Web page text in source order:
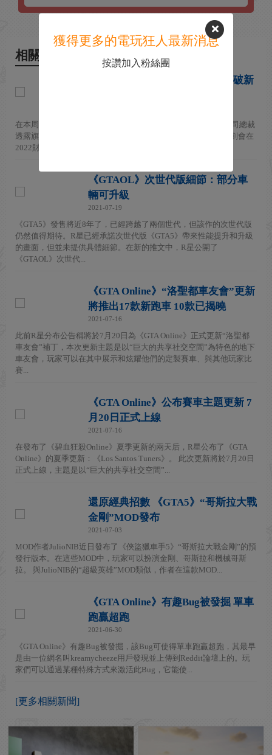
相關新聞
2K正打造全新IP GTA5總銷量再破新
在本周一舉行的Take Two 2022財年第一季度財務會議上，該公司總裁
透露旗下的2K正在打造一款全新的遊戲作品，而且這款新作計劃會在
2022財年（到2022年四月）內推出。 本次財務會議上，T2總...
《GTAOL》次世代版細節：部分車
輛可升級
2021-07-19
《GTA5》發售將近8年了，已經跨越了兩個世代，但該作的次世代版
仍然值得期待。R星已經承諾次世代版《GTA5》帶來性能提升和升級
的畫面，但並未提供具體細節。在新的推文中，R星公開了
《GTAOL》次世代...
《GTA Online》“洛聖都車友會”更新
將推出17款新跑車 10款已揭曉
2021-07-16
此前R星分布公告稱將於7月20日為《GTA Online》正式更新“洛聖都
車友會”補丁，本次更新主題是以“巨大的共享社交空間”為特色的地下
車友會，玩家可以在其中展示和炫耀他們的定製賽車、與其他玩家比
賽...
《GTA Online》公布賽車主題更新 7
月20日正式上線
2021-07-16
在發布了《碧血狂殺Online》夏季更新的兩天后，R星公布了《GTA
Online》的夏季更新：《Los Santos Tuners》。 此次更新將於7月20日
正式上線，主題是以“巨大的共享社交空間”...
還原經典招數 《GTA5》“哥斯拉大戰
金剛”MOD發布
2021-07-03
MOD作者JulioNIB近日發布了《俠盜獵車手5》“哥斯拉大戰金剛”的預
發行版本。在這些MOD中，玩家可以扮演金剛、哥斯拉和機械哥斯
拉。 與JulioNIB的“超級英雄”MOD類似，作者在這款MOD...
《GTA Online》有趣Bug被發掘 單車
跑贏超跑
2021-06-30
《GTA Online》有趣Bug被發掘，該Bug可使得單車跑贏超跑，其最早
是由一位網名叫kreamycheeze用戶發現並上傳到Reddit論壇上的。玩
家們可以通過某種特殊方式來激活此Bug，它能使...
[更多相關新聞]
獲得更多的電玩狂人最新消息
按讚加入粉絲團